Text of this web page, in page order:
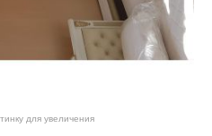
для увеличения